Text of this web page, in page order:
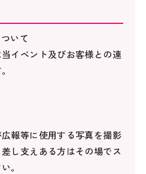
いて
イベント及びお客様との連
報等に使用する写真を撮影
し支えある方はその場でス
。